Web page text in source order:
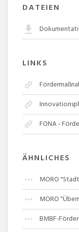
DATEIEN
LINKS
FONA -
ÄHNLICHES
MORO
MORO